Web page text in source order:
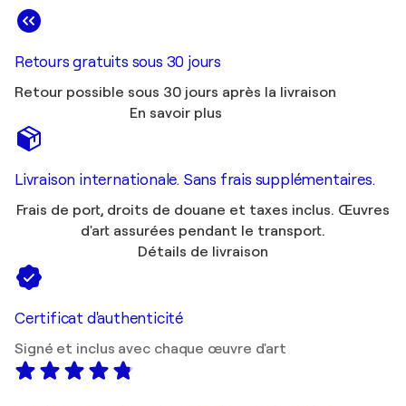
Retours gratuits sous 30 jours
Retour possible sous 30 jours après la livraison
En savoir plus
Livraison internationale. Sans frais supplémentaires.
Frais de port, droits de douane et taxes inclus. Œuvres
d'art assurées pendant le transport.
Détails de livraison
Certificat d'authenticité
Signé et inclus avec chaque œuvre d'art